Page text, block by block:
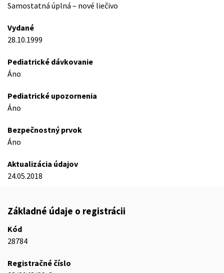
Samostatná úplná – nové liečivo
Vydané
28.10.1999
Pediatrické dávkovanie
Áno
Pediatrické upozornenia
Áno
Bezpečnostný prvok
Áno
Aktualizácia údajov
24.05.2018
Základné údaje o registrácii
Kód
28784
Registračné číslo